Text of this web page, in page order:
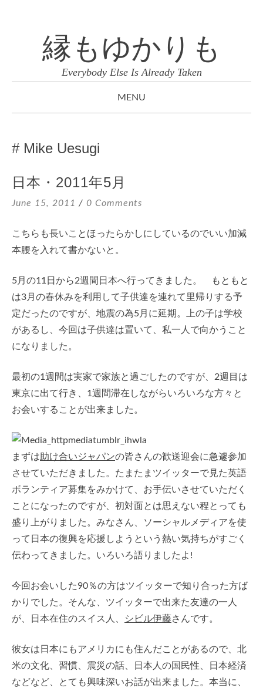
縁もゆかりも
Everybody Else Is Already Taken
MENU
Mike Uesugi
日本・2011年5月
June 15, 2011 0 Comments
こちらも長いことほったらかしにしているのでいい加減
本腰を入れて書かないと。
5月の11日から2週間日本へ行ってきました。 もともと
は3月の春休みを利用して子供達を連れて里帰りする予
定だったのですが、地震の為5月に延期。上の子は学校
があるし、今回は子供達は置いて、私一人で向かうこと
になりました。
最初の1週間は実家で家族と過ごしたのですが、2週目は
東京に出て行き、1週間滞在しながらいろいろな方々と
お会いすることが出来ました。
まずは助け合いジャパンの皆さんの歓送迎会に急遽参加
させていただきました。たまたまツイッターで見た英語
ボランティア募集をみかけて、お手伝いさせていただく
ことになったのですが、初対面とは思えない程とっても
盛り上がりました。みなさん、ソーシャルメディアを使
って日本の復興を応援しようという熱い気持ちがすごく
伝わってきました。いろいろ語りましたよ!
今回お会いした90％の方はツイッターで知り合った方ば
かりでした。そんな、ツイッターで出来た友達の一人
が、日本在住のスイス人、
シビル伊藤さんです。
彼女は日本にもアメリカにも住んだことがあるので、北
米の文化、習慣、震災の話、日本人の国民性、日本経済
などなど、とても興味深いお話が出来ました。本当に、